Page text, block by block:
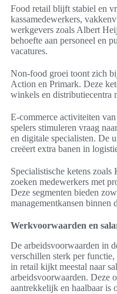
Food retail blijft stabiel en
kassamedewerkers,
werkgevers zoals Albert
behoefte aan personeel en
vacatures.
Non-food groei toont zich
Action en Primark. Deze
winkels en distributiecentra
E-commerce activiteiten
spelers stimuleren vraag
en digitale specialisten. De
creëert extra banen in
Specialistische ketens
zoeken medewerkers met
Deze segmenten bieden
managementkansen binnen
Werkvoorwaarden en
De arbeidsvoorwaarden in
verschillen sterk per
in retail kijkt meestal naar
arbeidsvoorwaarden. Deze
aantrekkelijk en haalbaar is